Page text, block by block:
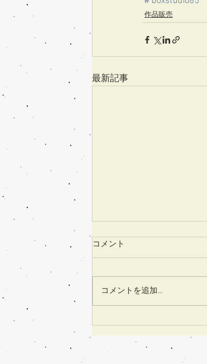
作品販売
最新記事
「北欧展2025」松坂屋
は11/20から
コメント
コメントを追加…